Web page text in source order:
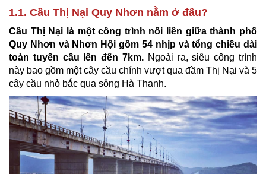
1.1. Cầu Thị Nại Quy Nhơn nằm ở đâu?
Cầu Thị Nại là một công trình nối liền giữa thành phố
Quy Nhơn và Nhơn Hội gồm 54 nhịp và tổng chiều dài
toàn tuyến cầu lên đến 7km. Ngoài ra, siêu công trình
này bao gồm một cây cầu chính vượt qua đầm Thị Nại và 5
cây cầu nhỏ bắc qua sông Hà Thanh.